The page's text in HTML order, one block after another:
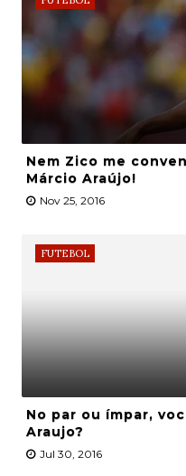
Nem Zico me
Márcio Araújo!
Nov 25, 2016
FUTEBOL
No par ou ímpar,
Araujo?
Jul 30, 2016